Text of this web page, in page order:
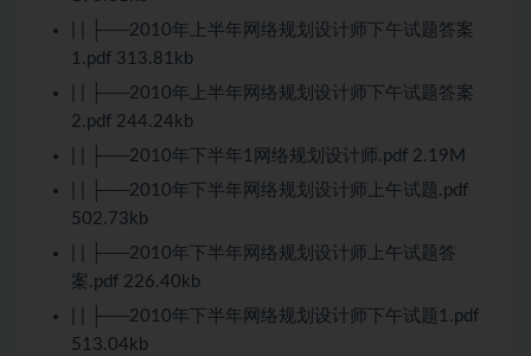
| | ├──2010年上半年网络规划设计师下午试题答案
1.pdf 313.81kb
| | ├──2010年上半年网络规划设计师下午试题答案
2.pdf 244.24kb
| | ├──2010年下半年1网络规划设计师.pdf 2.19M
| | ├──2010年下半年网络规划设计师上午试题.pdf
502.73kb
| | ├──2010年下半年网络规划设计师上午试题答
案.pdf 226.40kb
| | ├──2010年下半年网络规划设计师下午试题1.pdf
513.04kb